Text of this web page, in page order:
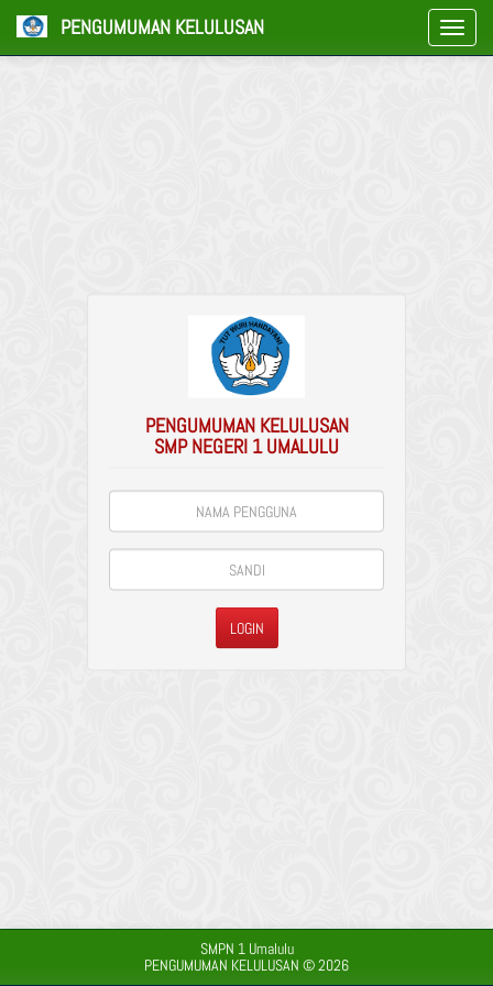
PENGUMUMAN KELULUSAN
PENGUMUMAN KELULUSAN
SMP NEGERI 1 UMALULU
SMPN 1 Umalulu
PENGUMUMAN KELULUSAN © 2026